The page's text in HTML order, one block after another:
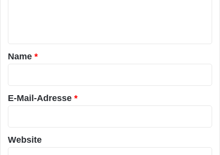
a
r
*
Name *
E-Mail-Adresse *
Website